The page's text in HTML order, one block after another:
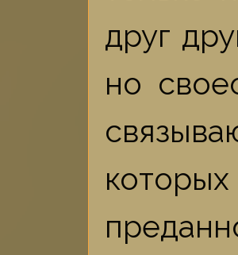
друг
но